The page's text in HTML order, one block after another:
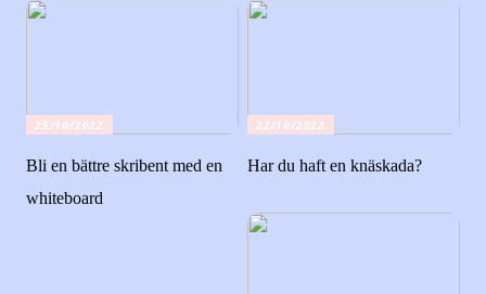
25/10/2022
Bli en bättre skribent med en
whiteboard
22/10/2022
Har du haft en knäskada?